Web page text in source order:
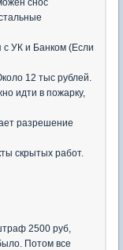
снос
с УК и Банком (Если
12 тыс рублей.
идти в пожарку,
разрешение
скрытых работ.
2500 руб,
Потом все